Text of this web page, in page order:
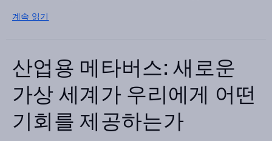
계속 읽기
산업용 메타버스: 새로운
가상 세계가 우리에게 어떤
기회를 제공하는가